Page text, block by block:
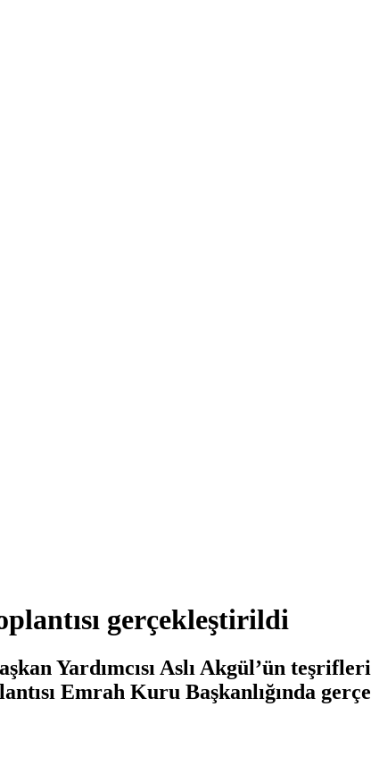
gerçekleştirildi
Yardımcısı Aslı Akgül’ün
Emrah Kuru Başkanlığında